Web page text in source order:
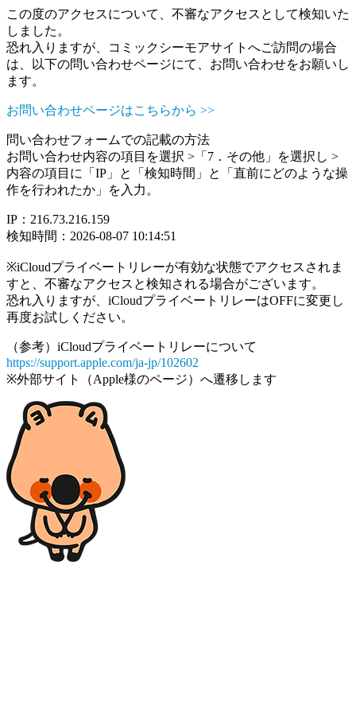
この度のアクセスについて、不審なアクセスとして検知いた
しました。
恐れ入りますが、コミックシーモアサイトへご訪問の場合
は、以下の問い合わせページにて、お問い合わせをお願いし
ます。
お問い合わせページはこちらから >>
問い合わせフォームでの記載の方法
お問い合わせ内容の項目を選択 >「7．その他」を選択し >
内容の項目に「IP」と「検知時間」と「直前にどのような操
作を行われたか」を入力。
IP：216.73.216.159
検知時間：2026-08-07 10:14:51
※iCloudプライベートリレーが有効な状態でアクセスされま
すと、不審なアクセスと検知される場合がございます。
恐れ入りますが、iCloudプライベートリレーはOFFに変更し
再度お試しください。
（参考）iCloudプライベートリレーについて
https://support.apple.com/ja-jp/102602
※外部サイト（Apple様のページ）へ遷移します